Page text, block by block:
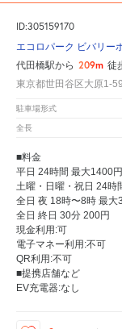
ID:305159170
エコロパーク ビバリー
代田橋駅から 209m 徒
東京都世田谷区大原1-
駐車場形式
全長
■料金
平日 24時間 最大1400円
土曜・日曜・祝日 24時
全日 夜 18時〜8時 最大
全日 終日 30分 200円
現金利用:可
電子マネー利用:不可
QR利用:不可
■提携店舗など
EV充電器:なし